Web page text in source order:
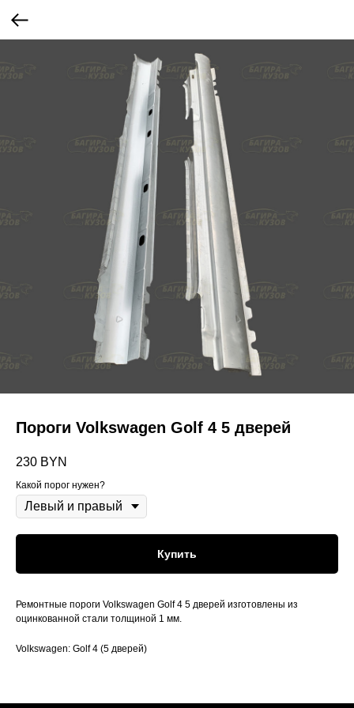
Пороги Volkswagen Golf 4 5 дверей
230 BYN
Какой порог нужен?
Купить
Ремонтные пороги Volkswagen Golf 4 5 дверей изготовлены из
оцинкованной стали толщиной 1 мм.
Volkswagen: Golf 4 (5 дверей)